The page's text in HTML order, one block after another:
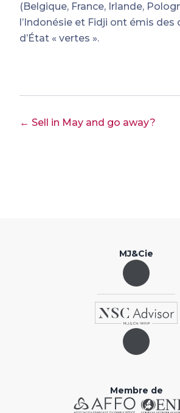
(Belgique, France, Irlande,
l’Indonésie et Fidji ont émis des
d’État « vertes ».
← Sell in May and go away?
MJ&Cie
Membre de